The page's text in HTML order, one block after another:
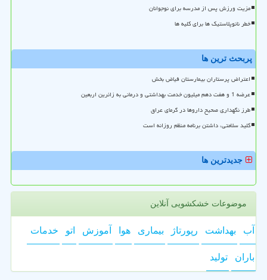
مزیت ورزش پس از مدرسه برای نوجوانان
خطر نانوپلاستیک ها برای کلیه ها
پربحث ترین ها
اعتراض پرستاران بیمارستان فیاض بخش
عرضه 1 و هفت دهم میلیون خدمت بهداشتی و درمانی به زائرین اربعین
طرز نگهداری صحیح داروها در گرمای عراق
کلید سلامتی، داشتن برنامه منظم روزانه است
جدیدترین ها
موضوعات خشکشویی آنلاین
آب بهداشت رپورتاژ بیماری هوا آموزش اتو خدمات
باران تولید